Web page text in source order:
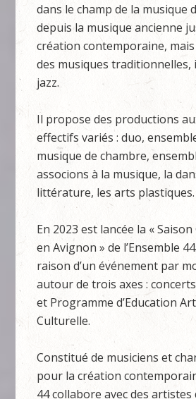
dans le champ de la musique
depuis la musique ancienne
création contemporaine,
des musiques traditionnelles,
jazz.
Il propose des productions
effectifs variés : duo,
musique de chambre,
associons à la musique, la
littérature, les arts plastiques.
En 2023 est lancée la «
en Avignon » de l’Ensemble
raison d’un événement par
autour de trois axes :
et Programme d’Education
Culturelle.
Constitué de musiciens et
pour la création
44 collabore avec des artistes